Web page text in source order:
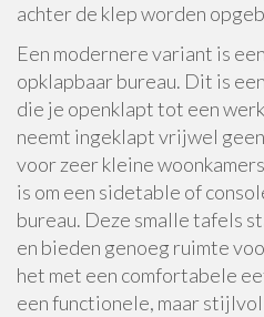
achter de klep worden
Een modernere variant is
opklapbaar bureau. Dit is
die je openklapt tot een
neemt ingeklapt vrijwel
voor zeer kleine
is om een sidetable of
bureau. Deze smalle tafels
en bieden genoeg ruimte
het met een comfortabele
een functionele, maar